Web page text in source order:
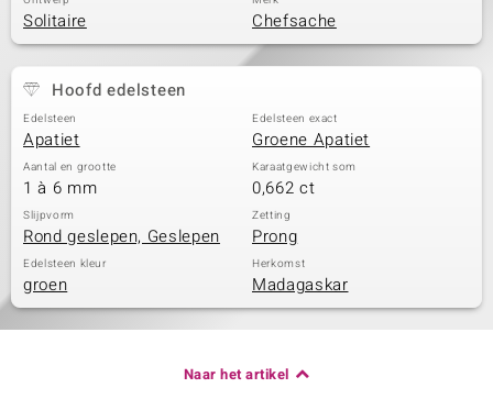
Solitaire Chefsache
Hoofd edelsteen
Edelsteen
Apatiet
Edelsteen exact
Groene Apatiet
Aantal en grootte
1 à 6 mm
Karaatgewicht som
0,662 ct
Slijpvorm
Rond geslepen, Geslepen
Zetting
Prong
Edelsteen kleur
groen
Herkomst
Madagaskar
Naar het artikel